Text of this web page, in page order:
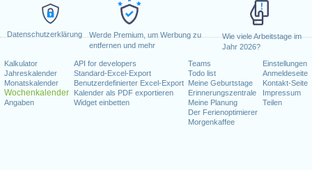
Datenschutzerklärung
Werde Premium, um Werbung zu
entfernen und mehr
Wie viele Arbeitstage im
Jahr 2026?
Kalkulator
Jahreskalender
Monatskalender
Wochenkalender
Angaben
API for developers
Standard-Excel-Export
Benutzerdefinierter Excel-Export
Kalender als PDF exportieren
Widget einbetten
Teams
Todo list
Meine Geburtstage
Erinnerungszentrale
Meine Planung
Der Ferienoptimierer
Morgenkaffee
Einstellungen
Anmeldeseite
Kontakt-Seite
Impressum
Teilen